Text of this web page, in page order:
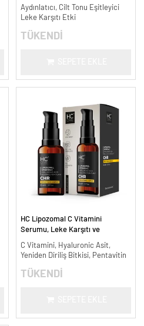
ml.
Aydınlatıcı, Cilt Tonu Eşitleyici
Leke Karşıtı Etki
TÜKENDİ
HC Lipozomal C Vitamini
Serumu, Leke Karşıtı ve
C Vitamini, Hyaluronic Asit,
Yeniden Diriliş Bitkisi, Pentavitin
TÜKENDİ